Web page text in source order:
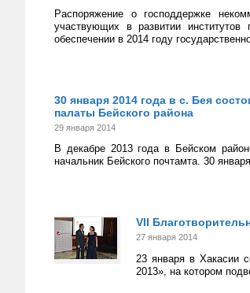
Распоряжение о господдержке
участвующих в развитии
обеспечении в 2014 году
30 января 2014 года в с. Бея
палаты Бейского района
29 января 2014
В декабре 2013 года в Бейском
начальник Бейского почтамта. 30
VII
27 января 2014
23 января в Хакасии
2013», на котором